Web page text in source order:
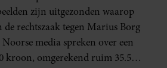
zijn uitgezonden waarop
de rechtszaak tegen Marius Borg
media spreken over een
kroon, omgerekend ruim 35.500